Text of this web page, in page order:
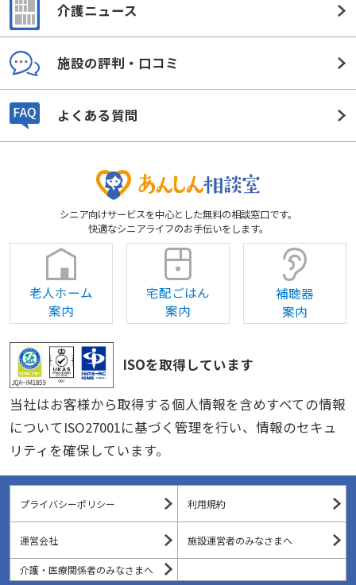
介護ニュース
施設の評判・口コミ
よくある質問
シニア向けサービスを中心とした無料の相談窓口です。
快適なシニアライフのお手伝いをします。
老人ホーム
案内
宅配ごはん
案内
補聴器
案内
ISOを取得しています
当社はお客様から取得する個人情報を含めすべての情報
についてISO27001に基づく管理を行い、情報のセキュ
リティを確保しています。
プライバシーポリシー 利用規約
運営会社 施設運営者のみなさまへ
介護・医療関係者のみなさまへ